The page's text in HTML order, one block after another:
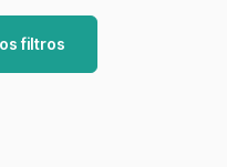
filtros